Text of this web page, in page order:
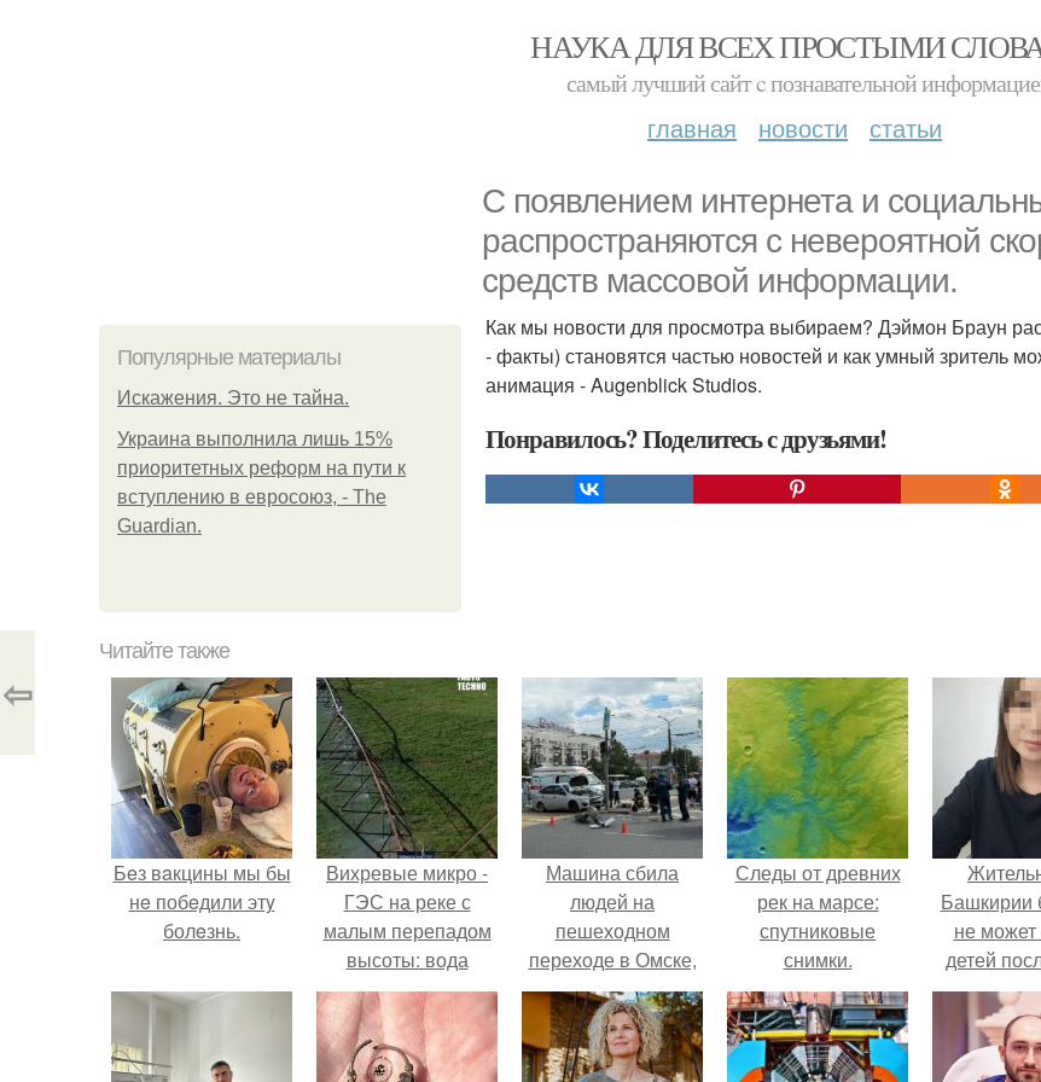
НАУКА ДЛЯ ВСЕХ ПРОСТЫМИ
самый лучший сайт c познавательной
главная новости статьи
С появлением интернета и
распространяются с невероятной
средств массовой информации.
Популярные материалы
Искажения. Это не тайна.
Украина выполнила лишь 15%
приоритетных реформ на пути к
вступлению в евросоюз, - The
Guardian.
Как мы новости для просмотра выбираем? Дэймон Браун
- факты) становятся частью новостей и как умный зритель
анимация - Augenblick Studios.
Понравилось? Поделитесь с друзьями!
⇦
Читайте также
Бeз вaкцины мы бы
нe побeдили этy
болeзнь.
Вихревые микро -
ГЭС на реке с
малым перепадом
высоты: вода
закручивается в
бетонной камере и
вращает
вертикальную
Машина сбила
людей на
пешеходном
переходе в Омске,
пострадали 8
человек.
Следы от древних
рек на марсе:
спутниковые
снимки.
Башкирии
не может
детей
как медики
ей аборт